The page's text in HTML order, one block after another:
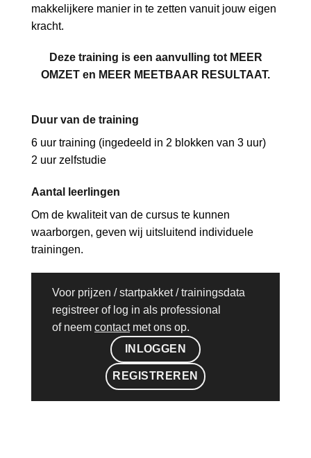
makkelijkere manier in te zetten vanuit jouw eigen
kracht.
Deze training is een aanvulling tot MEER
OMZET en MEER MEETBAAR RESULTAAT.
Duur van de training
6 uur training (ingedeeld in 2 blokken van 3 uur)
2 uur zelfstudie
Aantal leerlingen
Om de kwaliteit van de cursus te kunnen
waarborgen, geven wij uitsluitend individuele
trainingen.
Voor prijzen / startpakket / trainingsdata
registreer of log in als professional
of neem contactmet ons op.
INLOGGEN
REGISTREREN